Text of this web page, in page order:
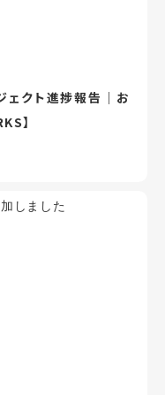
ェクト進捗報告｜お
】